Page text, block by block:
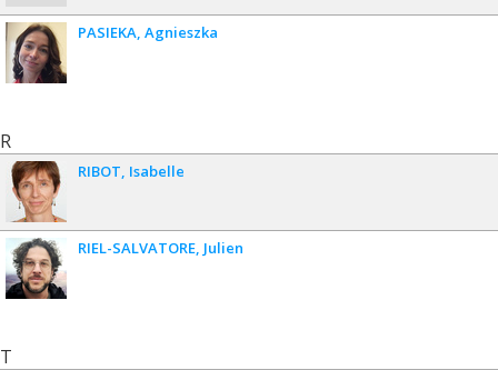
PASIEKA Agnieszka
R
RIBOT Isabelle
RIEL-SALVATORE Julien
T